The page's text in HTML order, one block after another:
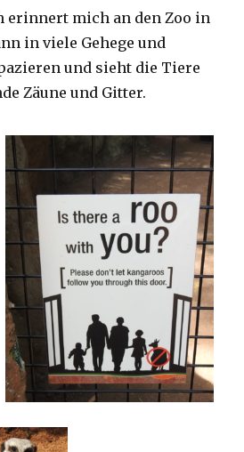
Perth
erinnert mich an den Zoo in
in viele Gehege und
und sieht die Tiere
Zäune und Gitter.